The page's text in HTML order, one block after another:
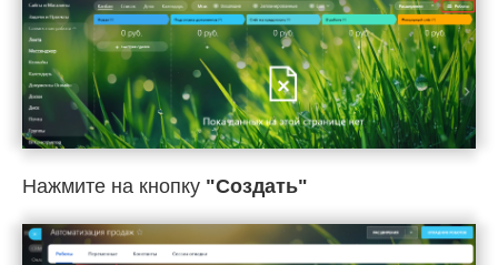
Нажмите на кнопку "Создать"